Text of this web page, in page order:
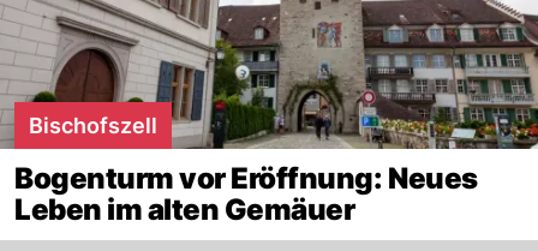
Bischofszell
Bogenturm vor Eröffnung: Neues
Leben im alten Gemäuer